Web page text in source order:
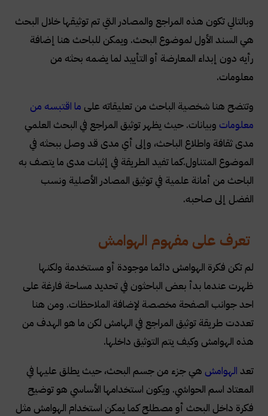
وبالتالي تكون هذه المراجع والمصادر التي تم توثيقها خلال البحث
هي السند الأول لموضوع البحث. ويمكن للباحث هنا إضافة
رأيه دون إبداء المعارضة أو التأييد لما يضمه بحثه من
معلومات.
وتتضح هنا شخصية الباحث من تعليقاته على ما اقتبسه من
معلومات وبيانات. حيث يظهر توثيق المراجع في البحث العلمي
مدى ثقافة واطلاع الباحث، وإلى أي مدى قد وصل ببحثه في
الموضوع المتناول.كما تفيد الطريقة في إثبات مدى ما يتصف به
الباحث من أمانة علمية في توثيق المصادر الأصلية ونسب
الفضل إلى صاحبه.
تعرف على مفهوم الهوامش
لم تكن فكرة الهوامش دائما موجودة أو مستخدمة ولكنها
ظهرت عندما بدأ بعض الباحثون في تحديد مساحة فارغة على
احد جوانب الصفحة مخصصة لإضافة الملاحظات. ومن هنا
تعددت طريقة توثيق المراجع في الهامش لكن ما هو الهدف من
هذه الهوامش وكيف يتم التوثيق داخلها.
تعد الهوامش هي جزء من جسم البحث، حيث يطلق عليها في
المعتاد اسم الحواشي. ويكون استخدامها الأساسي هو توضيح
فكرة داخل البحث أو مصطلح كما يمكن استخدام الهوامش مثل